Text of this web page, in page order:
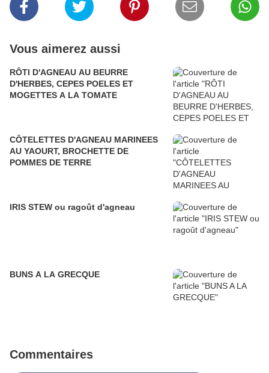
Vous aimerez aussi
RÔTI D'AGNEAU AU BEURRE
D'HERBES, CEPES POELES ET
MOGETTES A LA TOMATE
CÔTELETTES D'AGNEAU MARINEES
AU YAOURT, BROCHETTE DE
POMMES DE TERRE
IRIS STEW ou ragoût d'agneau
BUNS A LA GRECQUE
Commentaires